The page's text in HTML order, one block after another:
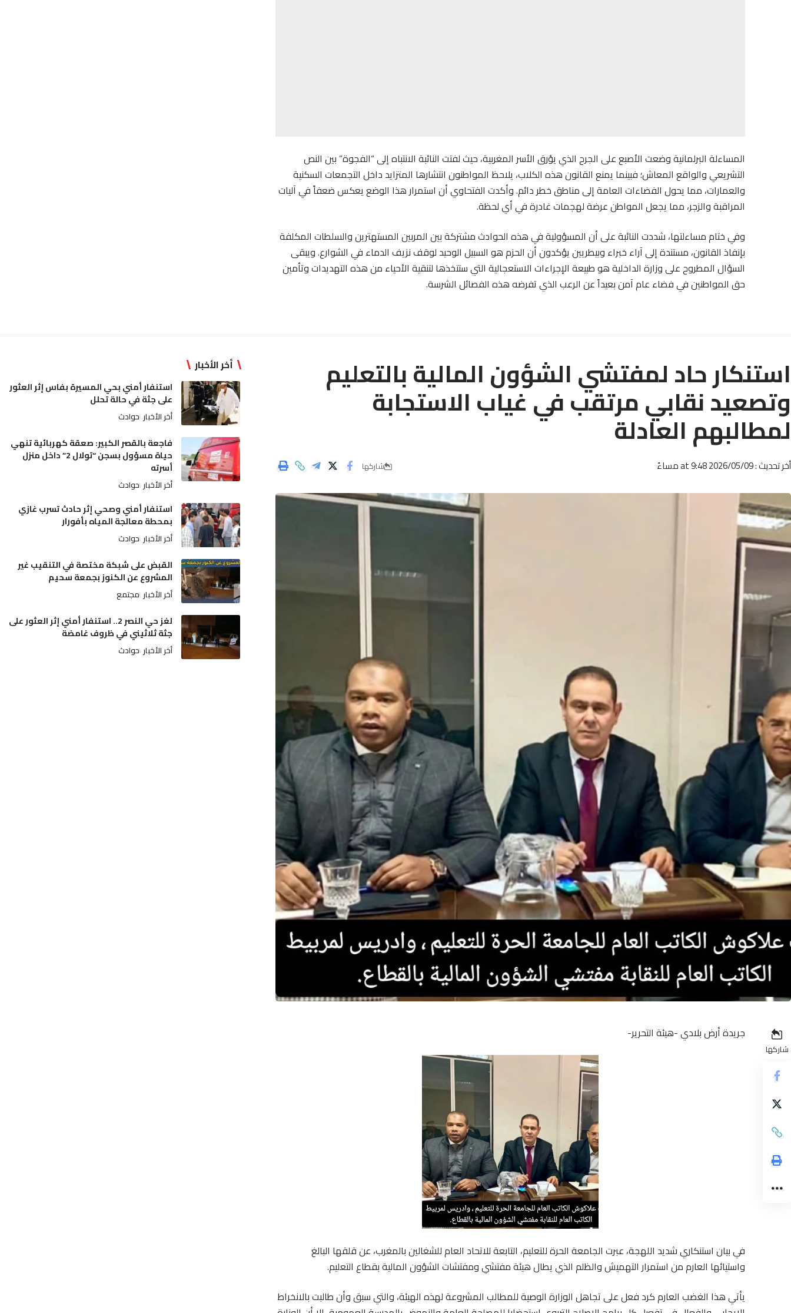
المساءلة البرلمانية وضعت الأصبع على الجرح الذي يؤرق الأسر المغربية، حيث لفتت النائبة الانتباه إلى “الفجوة” بين النص
التشريعي والواقع المعاش؛ فبينما يمنع القانون هذه الكلاب، يلاحظ المواطنون انتشارها المتزايد داخل التجمعات السكنية
والعمارات، مما يحول الفضاءات العامة إلى مناطق خطر دائم. وأكدت الفتحاوي أن استمرار هذا الوضع يعكس ضعفاً في آليات
المراقبة والزجر، مما يجعل المواطن عرضة لهجمات غادرة في أي لحظة.
وفي ختام مساءلتها، شددت النائبة على أن المسؤولية في هذه الحوادث مشتركة بين المربين المستهترين والسلطات المكلفة
بإنفاذ القانون، مستندة إلى آراء خبراء وبيطريين يؤكدون أن الحزم هو السبيل الوحيد لوقف نزيف الدماء في الشوارع. ويبقى
السؤال المطروح على وزارة الداخلية هو طبيعة الإجراءات الاستعجالية التي ستتخذها لتنقية الأحياء من هذه التهديدات وتأمين
حق المواطنين في فضاء عام آمن بعيداً عن الرعب الذي تفرضه هذه الفصائل الشرسة.
استنكار حاد لمفتشي الشؤون المالية بالتعليم
وتصعيد نقابي مرتقب في غياب الاستجابة
لمطالبهم العادلة
أخر تحديث : 2026/05/09 at 9:48 مساءً شاركها
شاركها
جريدة أرض بلادي -هيئة التحرير-
في بيان استنكاري شديد اللهجة، عبرت الجامعة الحرة للتعليم، التابعة للاتحاد العام للشغالين بالمغرب، عن قلقها البالغ
واستيائها العارم من استمرار التهميش والظلم الذي يطال هيئة مفتشي ومفتشات الشؤون المالية بقطاع التعليم.
يأتي هذا الغضب العارم كرد فعل على تجاهل الوزارة الوصية للمطالب المشروعة لهذه الهيئة، والتي سبق وأن طالبت بالانخراط
أخر الأخبار
استنفار أمني بحي المسيرة بفاس إثر العثور
على جثة في حالة تحلل
أخر الأخبار حوادث
فاجعة بالقصر الكبير: صعقة كهربائية تنهي
حياة مسؤول بسجن “تولال 2” داخل منزل
أسرته
أخر الأخبار حوادث
استنفار أمني وصحي إثر حادث تسرب غازي
بمحطة معالجة المياه بأفورار
أخر الأخبار حوادث
القبض على شبكة مختصة في التنقيب غير
المشروع عن الكنوز بجمعة سحيم
أخر الأخبار مجتمع
لغز حي النصر 2.. استنفار أمني إثر العثور على
جثة ثلاثيني في ظروف غامضة
أخر الأخبار حوادث